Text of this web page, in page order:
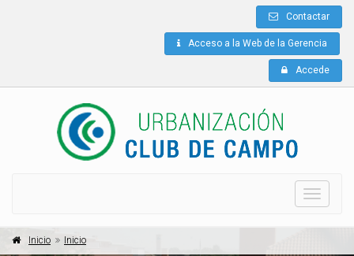
Contactar
Acceso a la Web de la Gerencia
Accede
Menu
Inicio Inicio